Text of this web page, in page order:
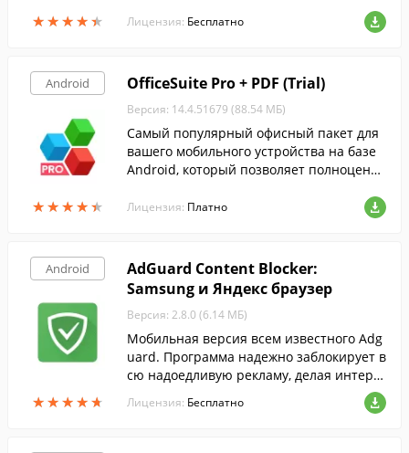
★★★★★
★★★★★ Лицензия: Бесплатно
Android
★★★★★
★★★★★
OfficeSuite Pro + PDF (Trial)
Версия: 14.4.51679 (88.54 МБ)
Самый популярный офисный пакет для
вашего мобильного устройства на базе
Android, который позволяет полноценно
ривать документы на ходу.
Лицензия: Платно
Android
★★★★★
★★★★★
AdGuard Content Blocker:
Samsung и Яндекс браузер
Версия: 2.8.0 (6.14 МБ)
Мобильная версия всем известного Adg
uard. Программа надежно заблокирует в
сю надоедливую рекламу, делая интерн
ет-сёрфинг с вашего Android-гаджета е
щё приятнее.
Лицензия: Бесплатно